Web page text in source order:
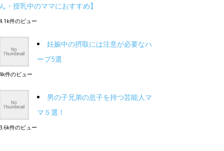
ん・授乳中のママにおすすめ】
件のビュー
妊娠中の摂取には注意が必要なハ
ーブ5選
件のビュー
男の子兄弟の息子を持つ芸能人マ
マ５選！
3.6k件のビュー